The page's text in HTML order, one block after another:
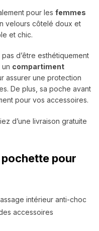
pour les femmes
velours côtelé doux et
et chic.
d’être esthétiquement
compartiment
assurer une protection
De plus, sa poche avant
pour vos accessoires.
d’une livraison gratuite
pour
intérieur anti-choc
accessoires